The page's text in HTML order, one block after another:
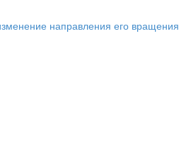
направления его вращения